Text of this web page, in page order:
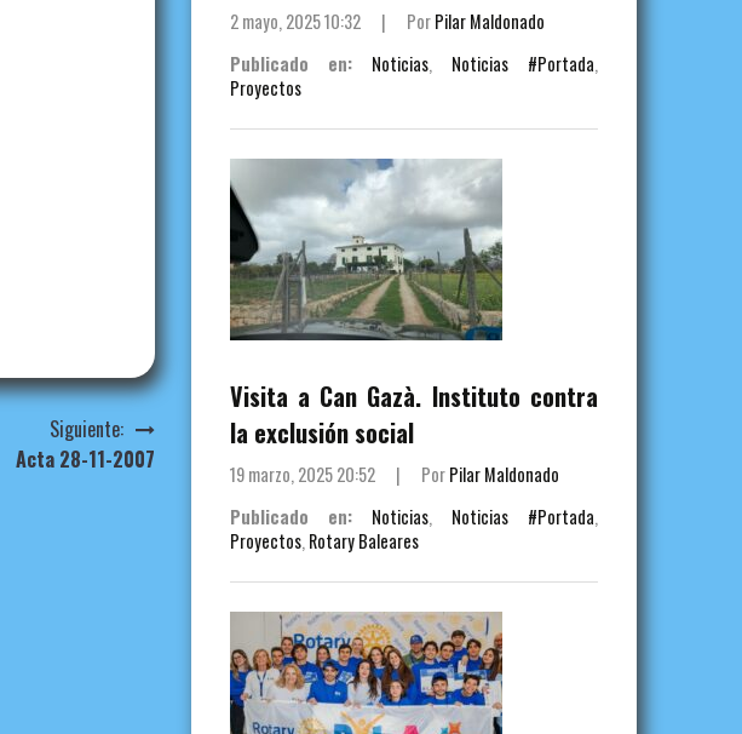
Siguiente:
Acta 28-11-2007
2 mayo, 2025 10:32 | PorPilar Maldonado
Publicado en:
Noticias, Noticias #Portada,
Proyectos
Visita a Can Gazà. Instituto contra
la exclusión social
19 marzo, 2025 20:52 | PorPilar Maldonado
Publicado en:
Noticias, Noticias #Portada,
Proyectos, Rotary Baleares